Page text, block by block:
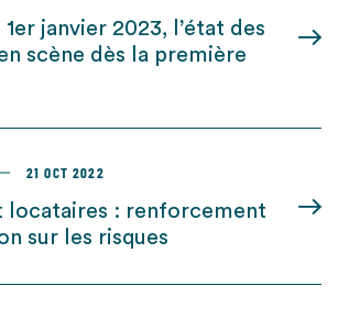
janvier 2023, l’état des
scène dès la première
21 OCT 2022
locataires : renforcement
sur les risques